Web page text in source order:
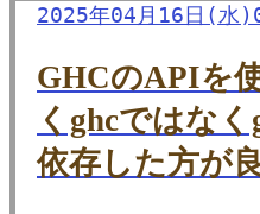
2025年04月16日(水
GHCのAPIを
くghcではな
依存した方が